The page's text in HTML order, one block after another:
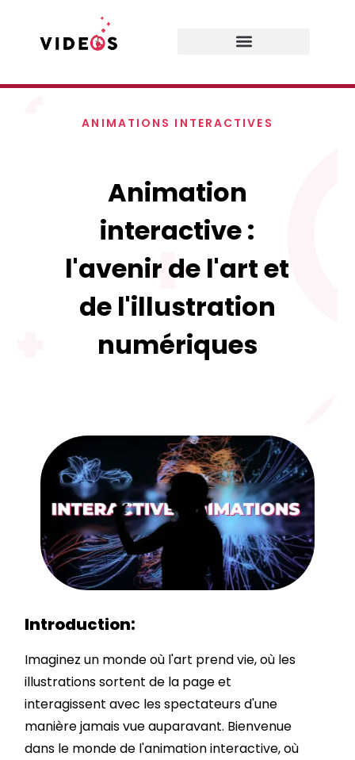
ANIMATIONS INTERACTIVES
Animation
interactive :
l'avenir de l'art et
de l'illustration
numériques
Introduction:
Imaginez un monde où l'art prend vie, où les
illustrations sortent de la page et
interagissent avec les spectateurs d'une
manière jamais vue auparavant. Bienvenue
dans le monde de l'animation interactive, où